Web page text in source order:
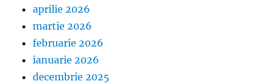
aprilie 2026
martie 2026
februarie 2026
ianuarie 2026
decembrie 2025